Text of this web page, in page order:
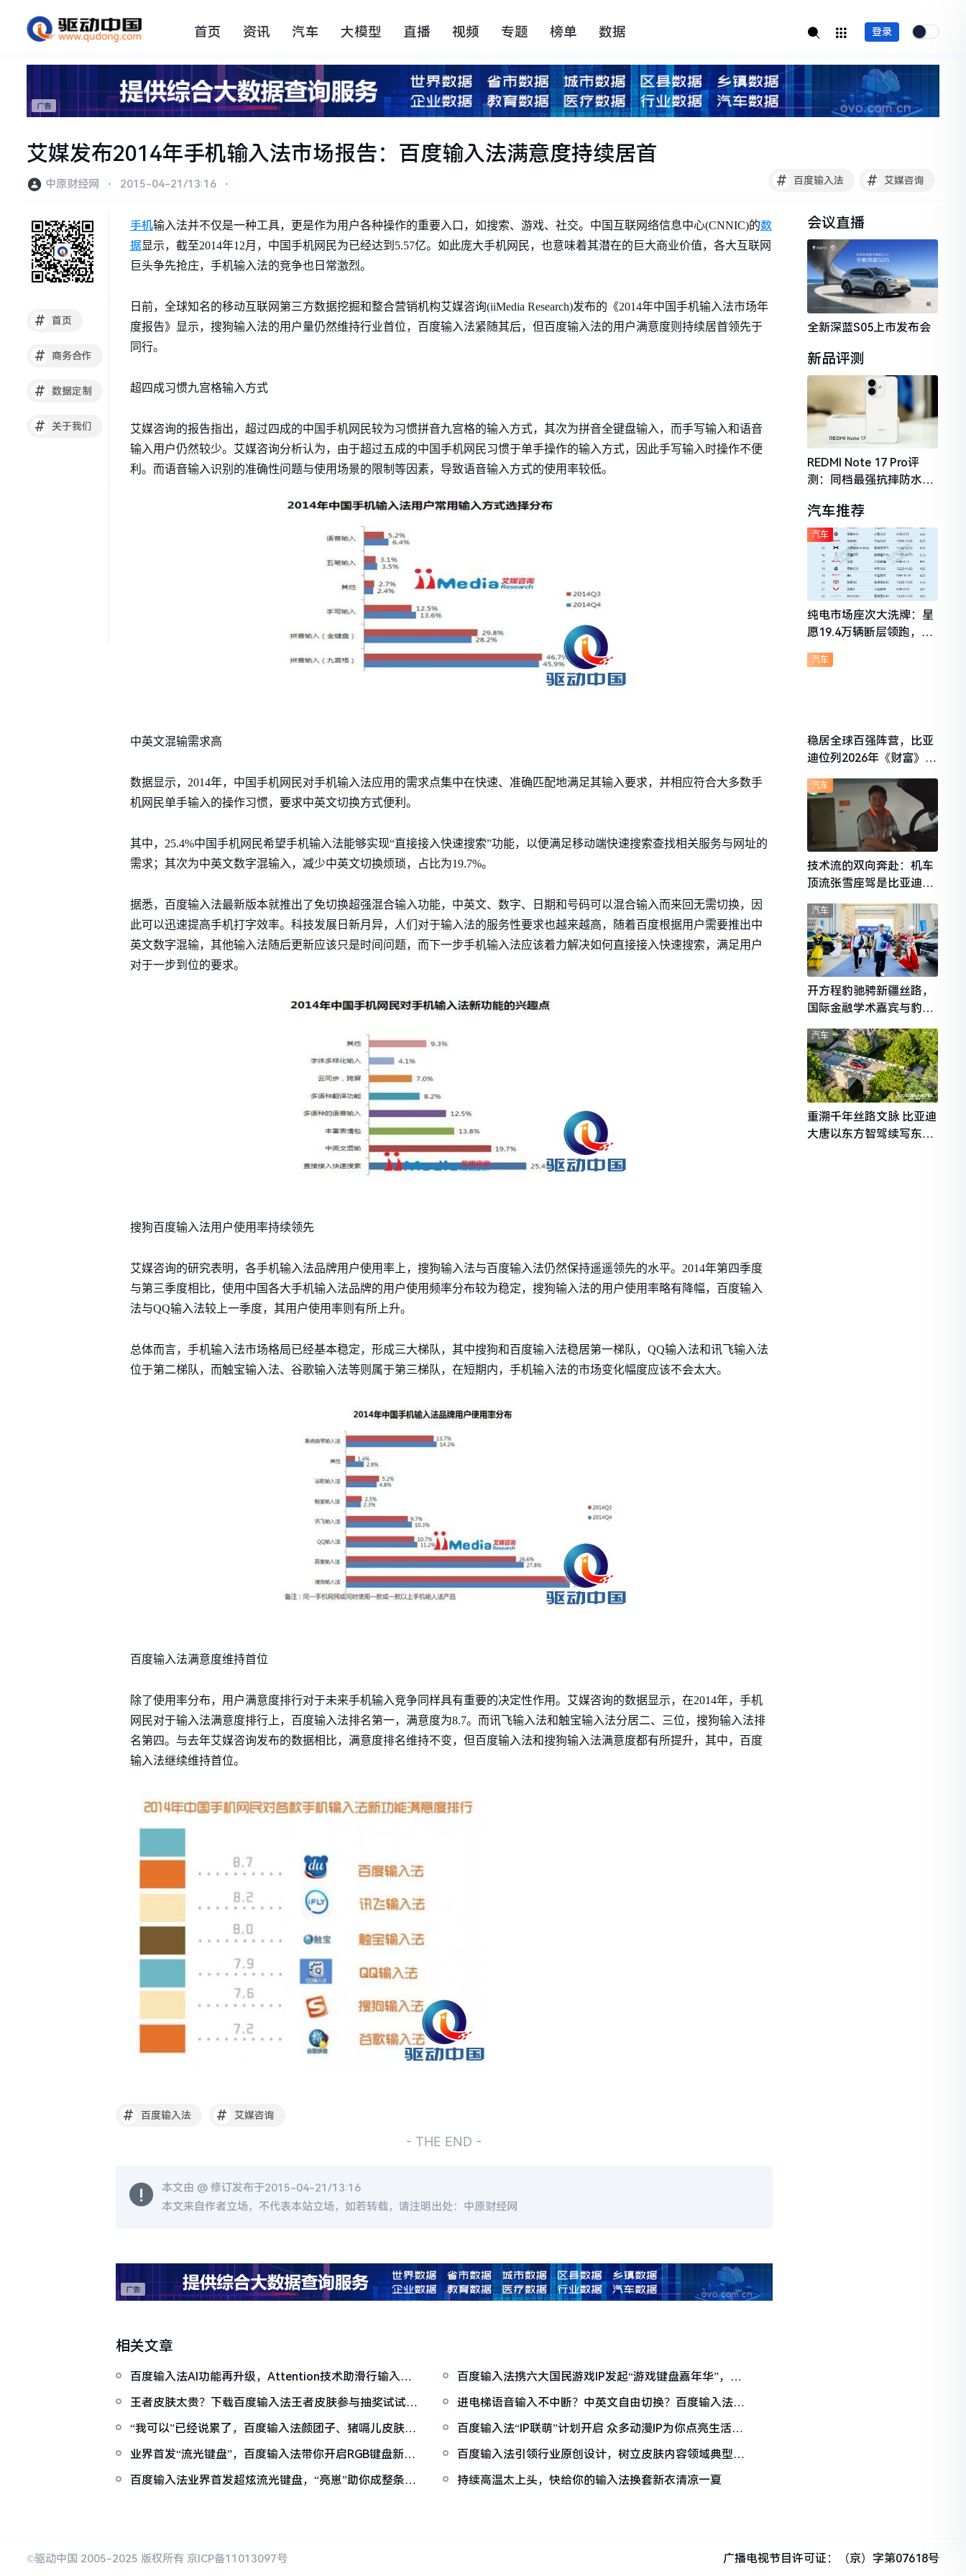
首页 资讯 汽车 大模型 直播 视频 专题 榜单 数据 登录
艾媒发布2014年手机输入法市场报告：百度输入法满意度持续居首
# 百度输入法 # 艾媒咨询
中原财经网 ⋅ 2015-04-21/13:16 ⋅
# 首页
# 商务合作
# 数据定制
# 关于我们
手机输入法并不仅是一种工具，更是作为用户各种操作的重要入口，如搜索、游戏、社交。中国互联网络信息中心(CNNIC)的数
据显示，截至2014年12月，中国手机网民为已经达到5.57亿。如此庞大手机网民，也意味着其潜在的巨大商业价值，各大互联网
巨头争先抢庄，手机输入法的竞争也日常激烈。
日前，全球知名的移动互联网第三方数据挖掘和整合营销机构艾媒咨询(iiMedia Research)发布的《2014年中国手机输入法市场年
度报告》显示，搜狗输入法的用户量仍然维持行业首位，百度输入法紧随其后，但百度输入法的用户满意度则持续居首领先于
同行。
超四成习惯九宫格输入方式
艾媒咨询的报告指出，超过四成的中国手机网民较为习惯拼音九宫格的输入方式，其次为拼音全键盘输入，而手写输入和语音
输入用户仍然较少。艾媒咨询分析认为，由于超过五成的中国手机网民习惯于单手操作的输入方式，因此手写输入时操作不便
利。而语音输入识别的准确性问题与使用场景的限制等因素，导致语音输入方式的使用率较低。
中英文混输需求高
数据显示，2014年，中国手机网民对手机输入法应用的需求点集中在快速、准确匹配地满足其输入要求，并相应符合大多数手
机网民单手输入的操作习惯，要求中英文切换方式便利。
其中，25.4%中国手机网民希望手机输入法能够实现“直接接入快速搜索”功能，以便满足移动端快速搜索查找相关服务与网址的
需求；其次为中英文数字混输入，减少中英文切换烦琐，占比为19.7%。
据悉，百度输入法最新版本就推出了免切换超强混合输入功能，中英文、数字、日期和号码可以混合输入而来回无需切换，因
此可以迅速提高手机打字效率。科技发展日新月异，人们对于输入法的服务性要求也越来越高，随着百度根据用户需要推出中
英文数字混输，其他输入法随后更新应该只是时间问题，而下一步手机输入法应该着力解决如何直接接入快速搜索，满足用户
对于一步到位的要求。
搜狗百度输入法用户使用率持续领先
艾媒咨询的研究表明，各手机输入法品牌用户使用率上，搜狗输入法与百度输入法仍然保持遥遥领先的水平。2014年第四季度
与第三季度相比，使用中国各大手机输入法品牌的用户使用频率分布较为稳定，搜狗输入法的用户使用率略有降幅，百度输入
法与QQ输入法较上一季度，其用户使用率则有所上升。
总体而言，手机输入法市场格局已经基本稳定，形成三大梯队，其中搜狗和百度输入法稳居第一梯队，QQ输入法和讯飞输入法
位于第二梯队，而触宝输入法、谷歌输入法等则属于第三梯队，在短期内，手机输入法的市场变化幅度应该不会太大。
百度输入法满意度维持首位
除了使用率分布，用户满意度排行对于未来手机输入竞争同样具有重要的决定性作用。艾媒咨询的数据显示，在2014年，手机
网民对于输入法满意度排行上，百度输入法排名第一，满意度为8.7。而讯飞输入法和触宝输入法分居二、三位，搜狗输入法排
名第四。与去年艾媒咨询发布的数据相比，满意度排名维持不变，但百度输入法和搜狗输入法满意度都有所提升，其中，百度
输入法继续维持首位。
# 百度输入法 # 艾媒咨询
- THE END -
本文由 @修订发布于2015-04-21/13:16
本文来自作者立场，不代表本站立场，如若转载，请注明出处：中原财经网
相关文章
百度输入法AI功能再升级，Attention技术助滑行输入精
准率超行业最高水平15%
百度输入法携六大国民游戏IP发起“游戏键盘嘉年华”，送
万份好礼
王者皮肤太贵？下载百度输入法王者皮肤参与抽奖试试运
气吧！
进电梯语音输入不中断？中英文自由切换？百度输入法表
示“这都so easy！”
“我可以”已经说累了，百度输入法颜团子、猪嗝儿皮肤每
一个都是可爱暴击
百度输入法“IP联萌”计划开启 众多动漫IP为你点亮生活的
“小确幸”
业界首发“流光键盘”，百度输入法带你开启RGB键盘新感
官
百度输入法引领行业原创设计，树立皮肤内容领域典型标
杆
百度输入法业界首发超炫流光键盘，“亮崽”助你成整条街
持续高温太上头，快给你的输入法换套新衣清凉一夏
会议直播
全新深蓝S05上市发布会
新品评测
REDMI Note 17 Pro评
测：同档最强抗摔防水，
守门员
汽车推荐
纯电市场座次大洗牌：星
愿19.4万辆断层领跑，理
想i6成最强黑马
汽车
稳居全球百强阵营，比亚
迪位列2026年《财富》世
汽车
技术流的双向奔赴：机车
顶流张雪座驾是比亚迪秦
L
汽车
开方程豹驰骋新疆丝路，
国际金融学术嘉宾与豹友
共赴山海热爱
汽车
重溯千年丝路文脉 比亚迪
大唐以东方智驾续写东西
汽车
©驱动中国 2005-2025 版权所有 京ICP备11013097号 广播电视节目许可证：（京）字第07618号